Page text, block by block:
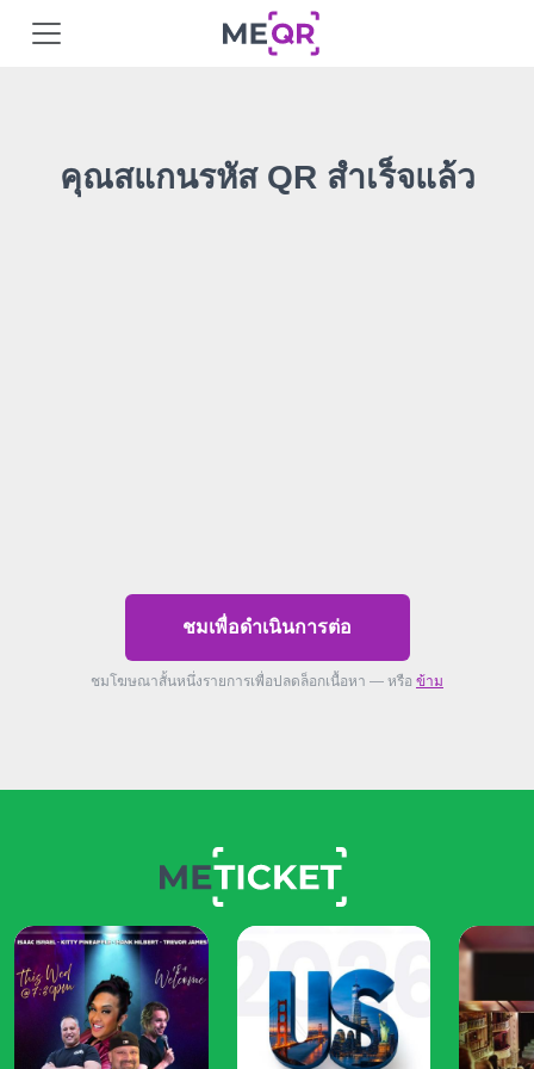
คุณสแกนรหัส QR สำเร็จแล้ว
ชมเพื่อดำเนินการต่อ
ชมโฆษณาสั้นหนึ่งรายการเพื่อปลดล็อกเนื้อหา — หรือ ข้าม